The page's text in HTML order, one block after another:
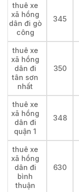
thuê xe
xã hồng
dân đi gò
công
345
thuê xe
xã hồng
dân đi
tân sơn
nhất
350
thuê xe
xã hồng
dân đi
quận 1
348
thuê xe
xã hồng
dân đi
bình
thuận
630